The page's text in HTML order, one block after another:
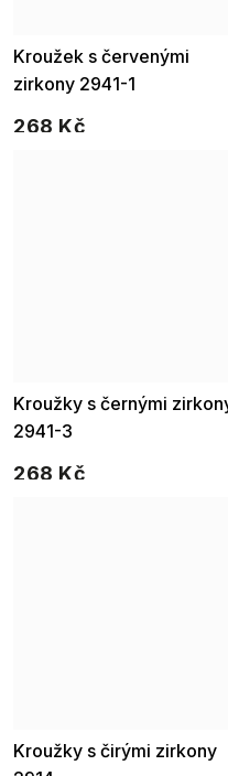
Kroužek s červenými
zirkony 2941-1
268 Kč
Kroužky s černými
2941-3
268 Kč
Kroužky s čirými zirkony